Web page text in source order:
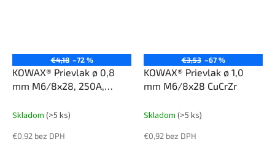
€4,18 –72 %
KOWAX® Prievlak ø 0,8
mm M6/8x28, 250A,
Skladom (>5 ks)
€0,92 bez DPH
€3,53 –67 %
KOWAX® Prievlak ø 1,0
mm M6/8x28 CuCrZr
Skladom (>5 ks)
€0,92 bez DPH